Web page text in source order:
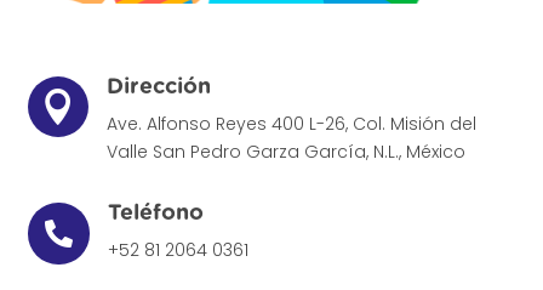

Dirección
Ave. Alfonso Reyes 400 L-26, Col. Misión del
Valle San Pedro Garza García, N.L., México

Teléfono
+52 81 2064 0361